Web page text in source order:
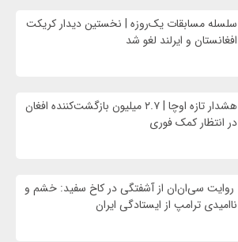
سلسله مسابقات یک‌روزه | نخستین دیدار کریکت
افغانستان و ایرلند لغو شد
هشدار تازه اوچا | ۲.۷ میلیون بازگشت‌کننده افغان
در انتظار کمک فوری
روایت سی‌ان‌ان از آشفتگی در کاخ سفید: خشم و
ناامیدی ترامپ از ایستادگی ایران